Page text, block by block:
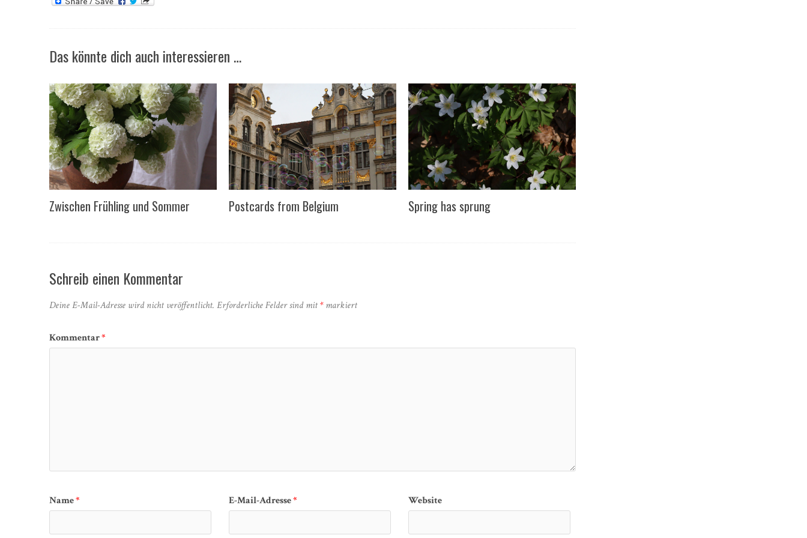
Das könnte dich auch interessieren …
Zwischen Frühling und Sommer Postcards from Belgium Spring has sprung
Schreib einen Kommentar
Deine E-Mail-Adresse wird nicht veröffentlicht. Erforderliche Felder sind mit*markiert
Kommentar*
Name* E-Mail-Adresse* Website